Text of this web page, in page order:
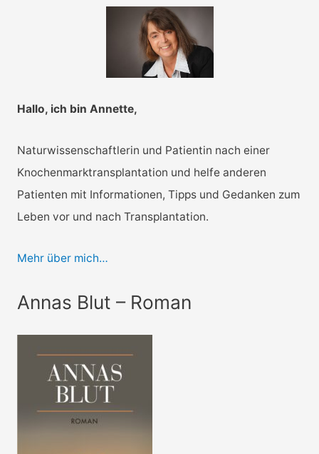
Hallo, ich bin Annette,
Naturwissenschaftlerin und Patientin nach einer
Knochenmarktransplantation und helfe anderen
Patienten mit Informationen, Tipps und Gedanken zum
Leben vor und nach Transplantation.
Mehr über mich…
Annas Blut – Roman
r
e
n